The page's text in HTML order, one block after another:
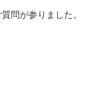
問が参りました。